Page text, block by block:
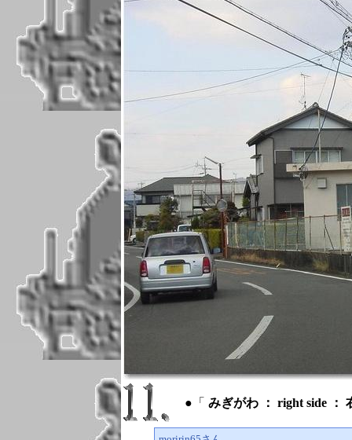
●「 みぎがわ ： right side ：